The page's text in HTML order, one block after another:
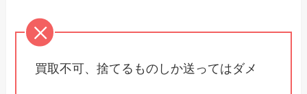
買取不可、捨てるものしか送ってはダメ